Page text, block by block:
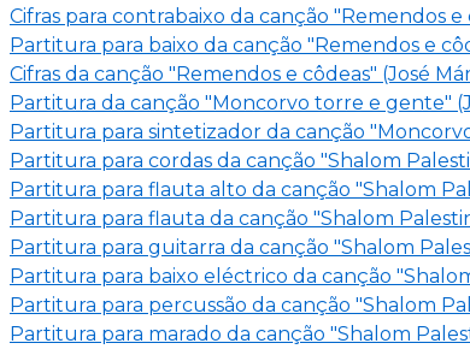
Cifras para contrabaixo da canção "Remendos e
Partitura para baixo da canção "Remendos e
Cifras da canção "Remendos e côdeas" (José
Partitura da canção "Moncorvo torre e gente"
Partitura para sintetizador da canção
Partitura para cordas da canção "Shalom
Partitura para flauta alto da canção "Shalom
Partitura para flauta da canção "Shalom
Partitura para guitarra da canção "Shalom
Partitura para baixo eléctrico da canção
Partitura para percussão da canção "Shalom
Partitura para marado da canção "Shalom